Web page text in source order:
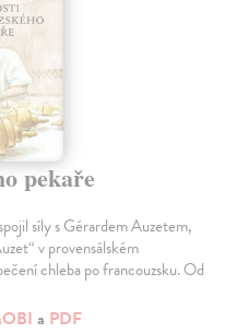
pekaře
síly s Gérardem Auzetem,
v provensálském
chleba po francouzsku. Od
a PDF